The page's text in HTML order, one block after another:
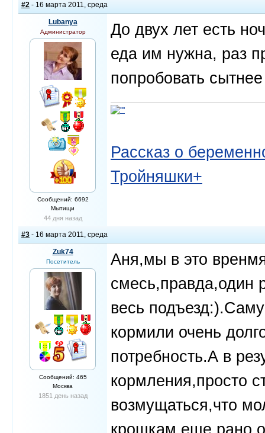
#2 - 16 марта 2011, среда
Lubanya
Администратор
Сообщений: 6692
Мытищи
44 дня назад
До двух лет есть
еда им нужна, раз
попробовать
Рассказ о
Тройняшки+
#3 - 16 марта 2011, среда
Zuk74
Посетитель
Сообщений: 465
Москва
1851 день назад
Аня,мы в это
смесь,правда,один
весь
кормили очень
потребность.А в
кормления,просто
возмущаться,что
крошкам еще рано